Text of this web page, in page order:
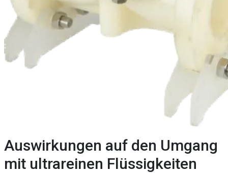
Auswirkungen auf den Umgang
mit ultrareinen Flüssigkeiten